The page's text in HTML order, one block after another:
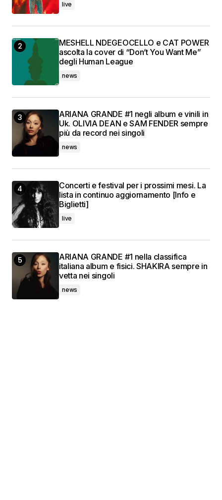
live
MESHELL NDEGEOCELLO e CAT POWER
ascolta la cover di “Don’t You Want Me”
degli Human League
news
ARIANA GRANDE #1 negli album e vinili in
Uk. OLIVIA DEAN e SAM FENDER sempre
più da record nei singoli
news
Concerti e festival per i prossimi mesi. La
lista in continuo aggiornamento [Info e
Biglietti]
live
ARIANA GRANDE #1 nella classifica
italiana album e fisici. SHAKIRA sempre in
vetta nei singoli
news